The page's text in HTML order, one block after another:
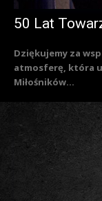
50 Lat
Dziękujemy za
atmosferę, która
Miłośników...